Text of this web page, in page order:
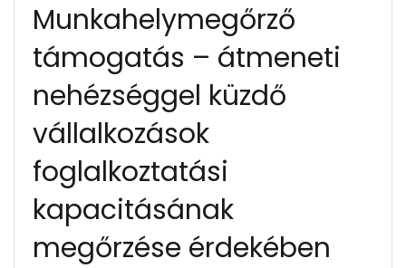
Munkahelymegőrző
támogatás – átmeneti
nehézséggel küzdő
vállalkozások
foglalkoztatási
kapacitásának
megőrzése érdekében